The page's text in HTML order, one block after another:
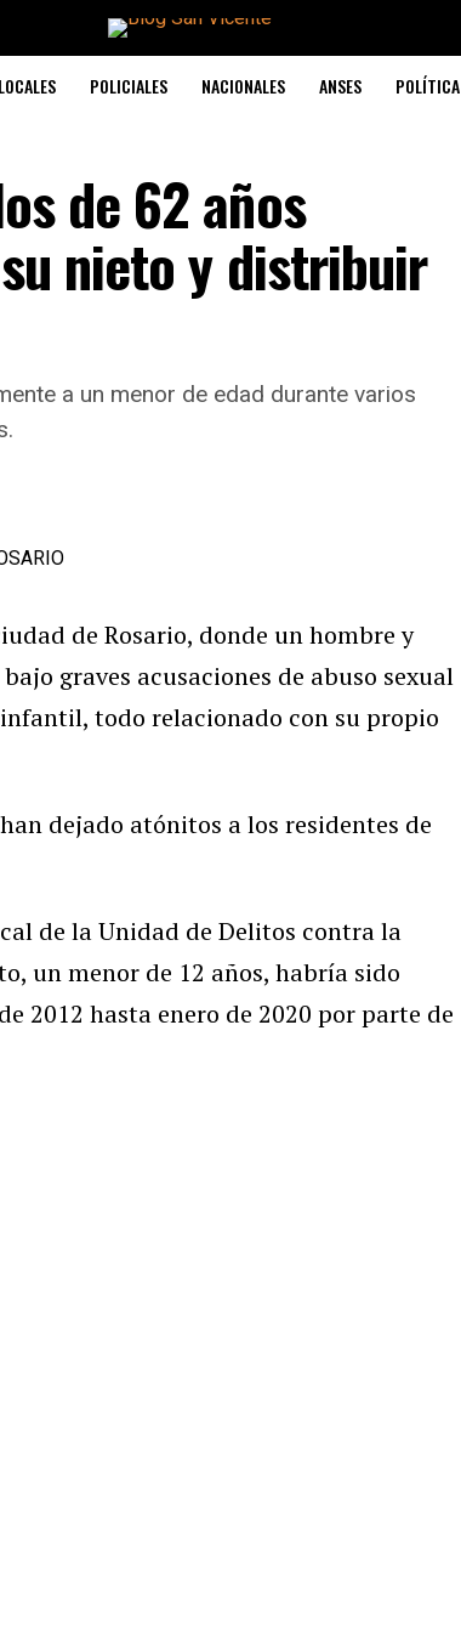
LOCALES POLICIALES NACIONALES ANSES POLÍTICA
de 62 años
nieto y distribuir
a un menor de edad durante varios
de Rosario, donde un hombre y
graves acusaciones de abuso sexual
todo relacionado con su propio
dejado atónitos a los residentes de
de la Unidad de Delitos contra la
un menor de 12 años, habría sido
2012 hasta enero de 2020 por parte de